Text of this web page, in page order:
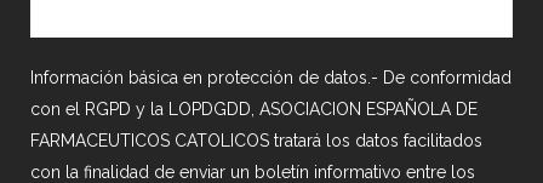
Información básica en protección de datos.- De conformidad
con el RGPD y la LOPDGDD, ASOCIACION ESPAÑOLA DE
FARMACEUTICOS CATOLICOS tratará los datos facilitados
con la finalidad de enviar un boletín informativo entre los